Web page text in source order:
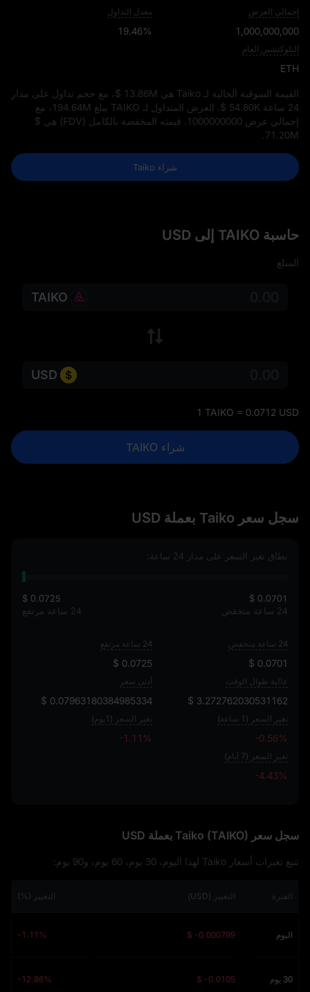
إجمالي العرض
1,000,000,000
معدل التداول
19.46%
البلوكتشين العام
ETH
القيمة السوقية الحالية لـ Taiko هي $ 13.86M، مع حجم تداول على مدار
24 ساعة
$ 54.80K . العرض المتداول لـ TAIKO يبلغ 194.64M ، مع
إجمالي عرض 1000000000 . قيمته المخفضة بالكامل (FDV) هي
$
71.20M
شراء Taiko
حاسبة TAIKO إلى USD
المبلغ
TAIKO
USD
1 TAIKO = 0.0712 USD
شراء TAIKO
سجل سعر Taiko بعملة USD
نطاق تغير السعر على مدار 24 ساعة:
$ 0.0701
24 ساعة منخفض
$ 0.0725
24 ساعة مرتفع
24 ساعة منخفض
$ 0.0701
24 ساعة مرتفع
$ 0.0725
عالية طوال الوقت
$ 3.272762030531162
أدنى سعر
$ 0.07963180384985334
تغير السعر (1 ساعة)
-0.56%
تغير السعر (1يوم)
-1.11%
تغير السعر (7 أيام)
-4.43%
سجل سعر Taiko (TAIKO) بعملة USD
تتبع تغيرات أسعار Taiko لهذا اليوم، 30 يوم، 60 يوم، و90 يوم:
الفترة التغيير (USD) التغيير (%)
اليوم $ -0.000799
-1.11%
30 يوم $ -0.0105
-12.86%